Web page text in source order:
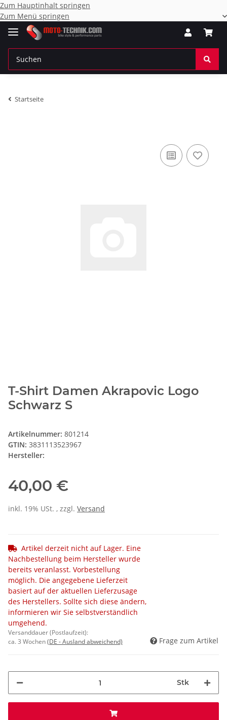
Zum Hauptinhalt springen
Zum Menü springen
Startseite
T-Shirt Damen Akrapovic Logo
Schwarz S
Artikelnummer: 801214
GTIN: 3831113523967
Hersteller:
40,00 €
inkl. 19% USt. , zzgl. Versand
Artikel derzeit nicht auf Lager. Eine
Nachbestellung beim Hersteller wurde
bereits veranlasst. Vorbestellung
möglich. Die angegebene Lieferzeit
basiert auf der aktuellen Lieferzusage
des Herstellers. Sollte sich diese ändern,
informieren wir Sie selbstverständlich
umgehend.
Versanddauer (Postlaufzeit):
ca. 3 Wochen(DE - Ausland abweichend) Frage zum Artikel
Stk